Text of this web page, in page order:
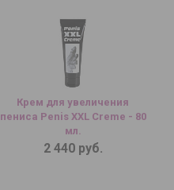
Крем для увеличения
пениса Penis XXL Creme - 80
мл.
2 440 руб.